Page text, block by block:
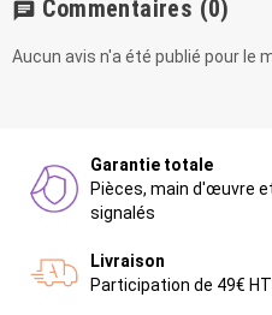
chat Commentaires (0)
Aucun avis n'a été publié pour le
Garantie totale
Pièces, main d'œuvre
signalés
Livraison
Participation de 49€